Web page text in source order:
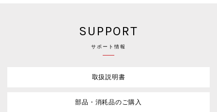
SUPPORT
サポート情報
取扱説明書
部品・消耗品のご購入